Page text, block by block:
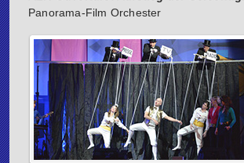
Panorama-Film Orchester